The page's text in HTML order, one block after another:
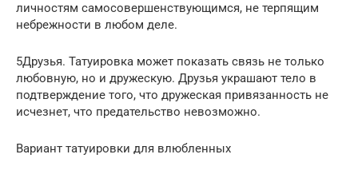
личностям самосовершенствующимся, не терпящим
небрежности в любом деле.
5Друзья. Татуировка может показать связь не только
любовную, но и дружескую. Друзья украшают тело в
подтверждение того, что дружеская привязанность не
исчезнет, что предательство невозможно.
Вариант татуировки для влюбленных